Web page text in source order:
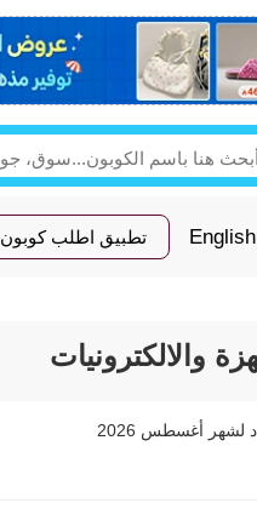
English تطبيق اطلب كوبون